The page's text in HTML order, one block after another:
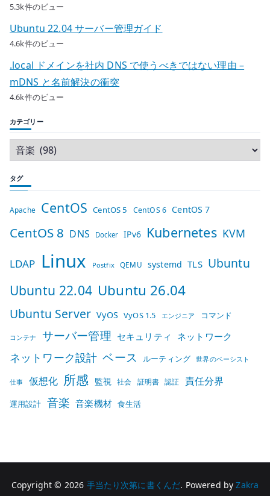
5.3k件のビュー
Ubuntu 22.04 サーバー管理ガイド
4.6k件のビュー
.local ドメインを社内 DNS で使うべきではない理由 –
mDNS と名前解決の衝突
4.6k件のビュー
カテゴリー
タグ
Apache CentOS CentOS 5 CentOS 6 CentOS 7
CentOS 8 DNS Docker IPv6 Kubernetes KVM
LDAP Linux Postfix QEMU systemd TLS Ubuntu
Ubuntu 22.04 Ubuntu 26.04
Ubuntu Server VyOS VyOS 1.5 エンジニア コマンド
コンテナ サーバー管理 セキュリティ ネットワーク
ネットワーク設計 ベース ルーティング 世界のベーシスト
仕事 仮想化 所感 監視 社会 証明書 認証 責任分界
運用設計 音楽 音楽機材 食生活
Copyright © 2026 手当たり次第に書くんだ. Powered byZakra